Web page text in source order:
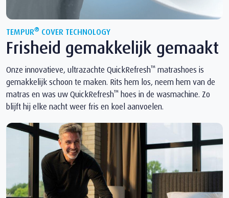
TEMPUR® COVER TECHNOLOGY
Frisheid gemakkelijk gemaakt
Onze innovatieve, ultrazachte QuickRefresh™ matrashoes is
gemakkelijk schoon te maken. Rits hem los, neem hem van de
matras en was uw QuickRefresh™ hoes in de wasmachine. Zo
blijft hij elke nacht weer fris en koel aanvoelen.